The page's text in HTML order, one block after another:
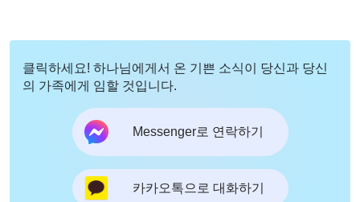
클릭하세요! 하나님에게서 온 기쁜 소식이 당신과 당신
의 가족에게 임할 것입니다.
Messenger로 연락하기
카카오톡으로 대화하기